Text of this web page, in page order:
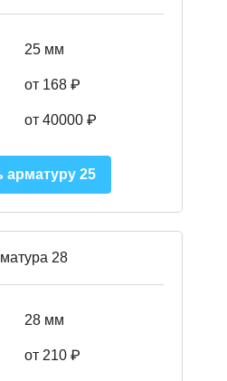
25 мм
от 168 ₽
от 40000 ₽
арматуру 25
28
28 мм
от 210 ₽